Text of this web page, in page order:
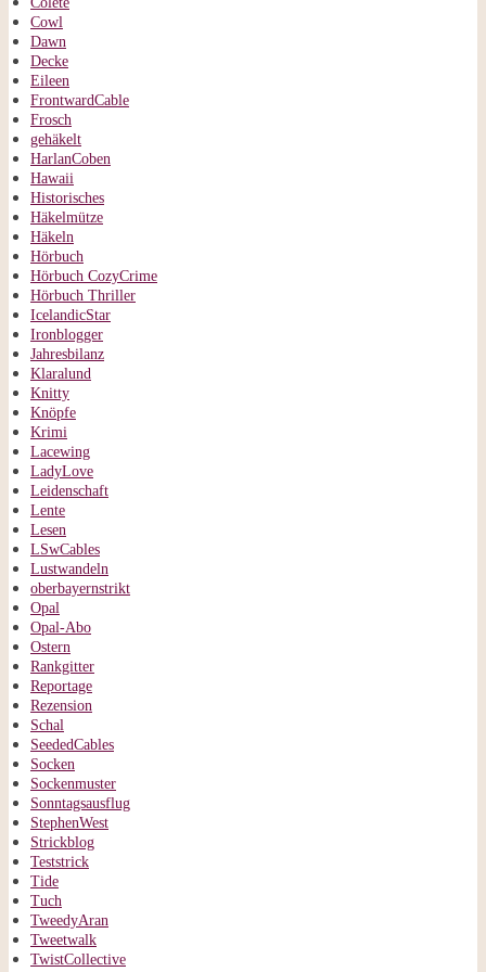
Cowl
Dawn
Decke
Eileen
FrontwardCable
Frosch
gehäkelt
HarlanCoben
Hawaii
Historisches
Häkelmütze
Häkeln
Hörbuch
Hörbuch CozyCrime
Hörbuch Thriller
IcelandicStar
Ironblogger
Jahresbilanz
Klaralund
Knitty
Knöpfe
Krimi
Lacewing
LadyLove
Leidenschaft
Lente
Lesen
LSwCables
Lustwandeln
oberbayernstrikt
Opal
Opal-Abo
Ostern
Rankgitter
Reportage
Rezension
Schal
SeededCables
Socken
Sockenmuster
Sonntagsausflug
StephenWest
Strickblog
Teststrick
Tide
Tuch
TweedyAran
Tweetwalk
TwistCollective